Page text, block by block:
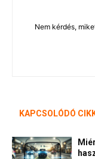
Nem kérdés,
KAPCSOLÓDÓ